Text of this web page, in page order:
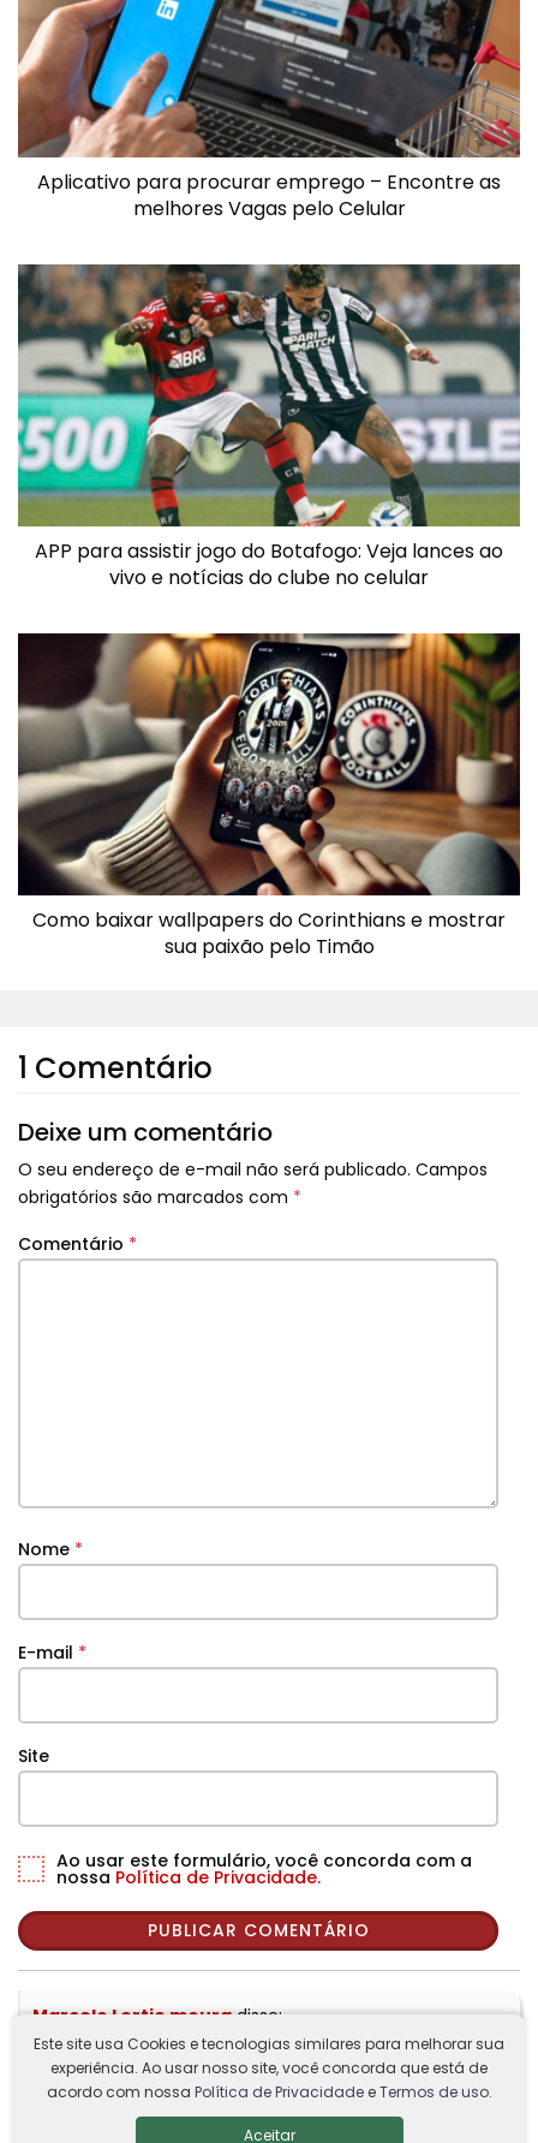
Aplicativo para procurar emprego – Encontre as
melhores Vagas pelo Celular
APP para assistir jogo do Botafogo: Veja lances ao
vivo e notícias do clube no celular
Como baixar wallpapers do Corinthians e mostrar
sua paixão pelo Timão
1 Comentário
Deixe um comentário
O seu endereço de e-mail não será publicado. Campos
obrigatórios são marcados com *
Comentário *
Nome *
E-mail *
Site
Ao usar este formulário, você concorda com a
nossa Política de Privacidade.
Marcelo Lertie moura disse:
16 de novembro de 2024 às 01:48
Flamengo
Este site usa Cookies e tecnologias similares para melhorar sua
experiência. Ao usar nosso site, você concorda que está de
acordo com nossa Política de PrivacidadeeTermos de uso.
Aceitar